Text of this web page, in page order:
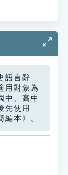
語言辭
用對象為
中、高中
先使用
編本》。